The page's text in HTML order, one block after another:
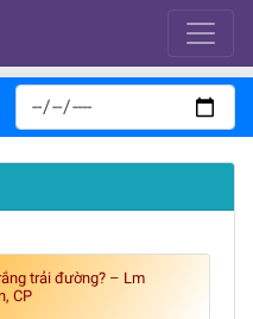
trải đường? – Lm
CP